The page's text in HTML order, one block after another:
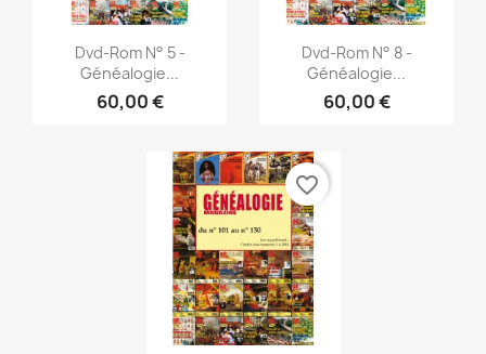
Vista rápida
Dvd-Rom N° 5 -
Généalogie...
60,00 €
Vista rápida
Dvd-Rom N° 8 -
Généalogie...
60,00 €
favorite_border